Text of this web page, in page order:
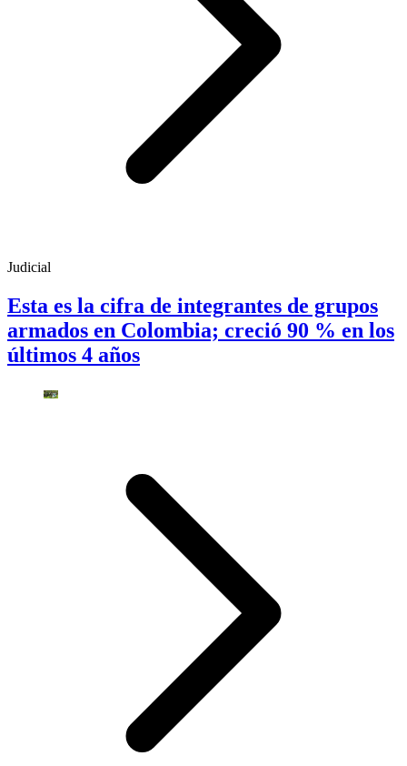
Judicial
Esta es la cifra de integrantes de grupos
armados en Colombia; creció 90 % en los
últimos 4 años